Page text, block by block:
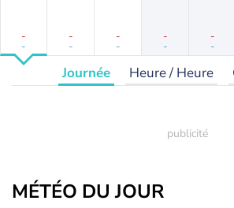
-
-
-
-
-
-
-
-
-
-
Journée Heure / Heure
MÉTÉO DU JOUR